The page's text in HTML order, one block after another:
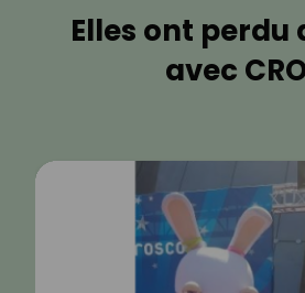
Elles ont perdu
avec